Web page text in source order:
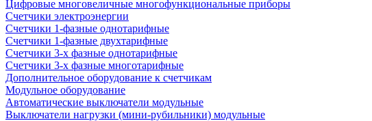
Цифровые многовеличные многофункциональные приборы
Счетчики электроэнергии
Счетчики 1-фазные однотарифные
Счетчики 1-фазные двухтарифные
Счетчики 3-х фазные однотарифные
Счетчики 3-х фазные многотарифные
Дополнительное оборудование к счетчикам
Модульное оборудование
Автоматические выключатели модульные
Выключатели нагрузки (мини-рубильники) модульные